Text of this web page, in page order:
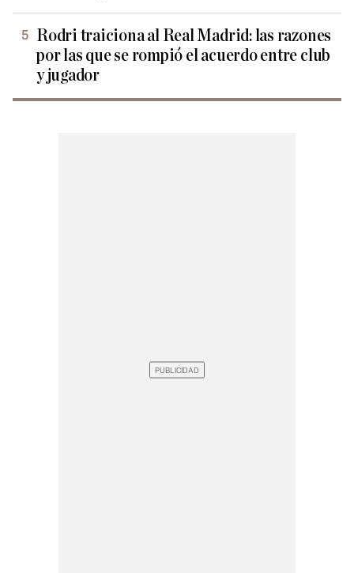
Rodri traiciona al Real Madrid: las razones
por las que se rompió el acuerdo entre club
y jugador